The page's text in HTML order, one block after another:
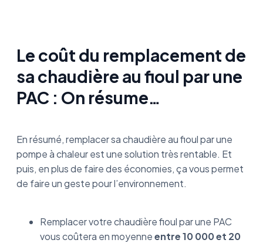
Le coût du remplacement de
sa chaudière au fioul par une
PAC : On résume…
En résumé, remplacer sa chaudière au fioul par une
pompe à chaleur est une solution très rentable. Et
puis, en plus de faire des économies, ça vous permet
de faire un geste pour l’environnement.
Remplacer votre chaudière fioul par une PAC
vous coûtera en moyenneentre 10 000 et 20